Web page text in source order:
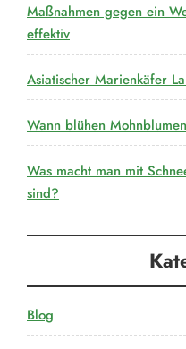
Maßnahmen gegen ein
effektiv
Asiatischer Marienkäfer
Wann blühen
Was macht man mit
sind?
Blog